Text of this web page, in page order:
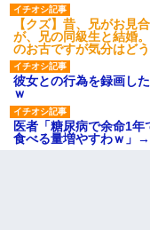
【クズ】昔、兄がお見
が、兄の同級生と結婚
のお古ですが気分はど
彼女との行為を録画し
ｗ
医者「糖尿病で余命1
食べる量増やすわｗ」